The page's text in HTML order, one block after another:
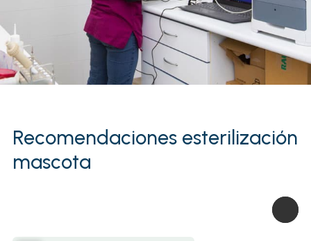
Recomendaciones esterilización
mascota